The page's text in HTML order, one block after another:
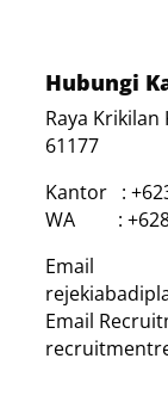
Hubungi
Raya
61177
Kantor :
WA :
Email